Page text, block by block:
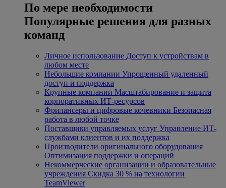
По мере необходимости
Популярные решения для разных
команд
Личное использование Доступ к устройствам в
любом месте
Небольшие компании Упрощенный удаленный
доступ и поддержка
Крупные компании Масштабирование и защита
корпоративных ИТ-ресурсов
Фрилансеры и цифровые кочевники Безопасная
работа в любой точке
Поставщики управляемых услуг Управление ИТ-
службами клиентов и их поддержка
Производители оригинального оборудования
Оптимизация поддержки и операций
Некоммерческие организации и образовательные
учреждения Скидка 30 % на технологии
TeamViewer